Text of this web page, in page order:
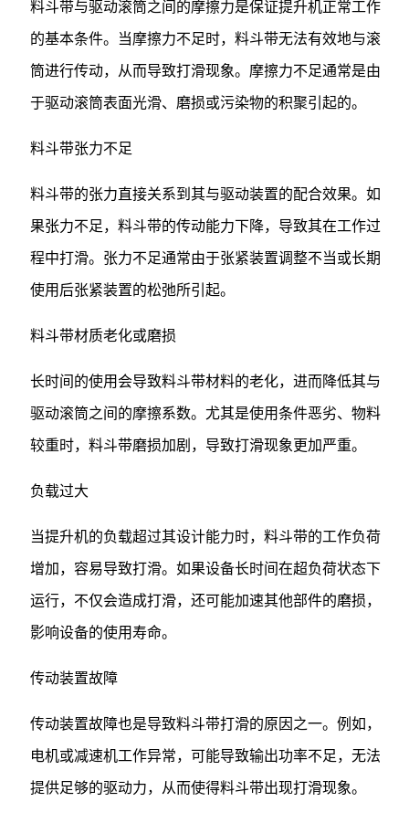
料斗带与驱动滚筒之间的摩擦力是保证提升机正常工作
的基本条件。当摩擦力不足时，料斗带无法有效地与滚
筒进行传动，从而导致打滑现象。摩擦力不足通常是由
于驱动滚筒表面光滑、磨损或污染物的积聚引起的。
料斗带张力不足
料斗带的张力直接关系到其与驱动装置的配合效果。如
果张力不足，料斗带的传动能力下降，导致其在工作过
程中打滑。张力不足通常由于张紧装置调整不当或长期
使用后张紧装置的松弛所引起。
料斗带材质老化或磨损
长时间的使用会导致料斗带材料的老化，进而降低其与
驱动滚筒之间的摩擦系数。尤其是使用条件恶劣、物料
较重时，料斗带磨损加剧，导致打滑现象更加严重。
负载过大
当提升机的负载超过其设计能力时，料斗带的工作负荷
增加，容易导致打滑。如果设备长时间在超负荷状态下
运行，不仅会造成打滑，还可能加速其他部件的磨损，
影响设备的使用寿命。
传动装置故障
传动装置故障也是导致料斗带打滑的原因之一。例如，
电机或减速机工作异常，可能导致输出功率不足，无法
提供足够的驱动力，从而使得料斗带出现打滑现象。